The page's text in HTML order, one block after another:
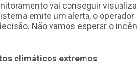
vai conseguir
emite um alerta, o
Não vamos esperar o
climáticos extremos